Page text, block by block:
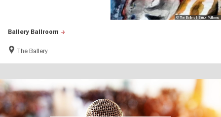
Ballery Ballroom
The Ballery
© The Ballery I Simon Williams